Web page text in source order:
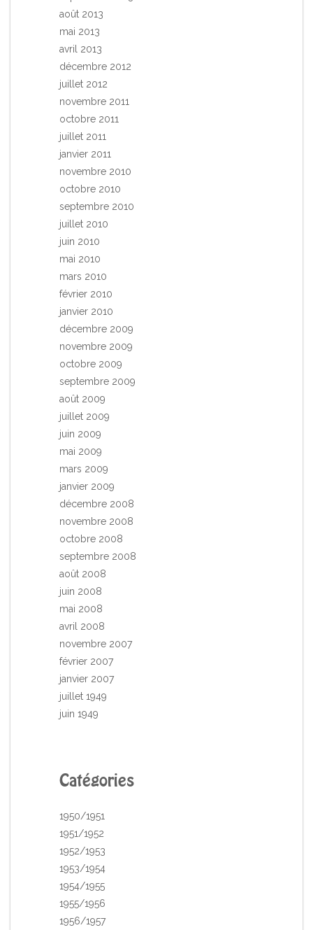
août 2013
mai 2013
avril 2013
décembre 2012
juillet 2012
novembre 2011
octobre 2011
juillet 2011
janvier 2011
novembre 2010
octobre 2010
septembre 2010
juillet 2010
juin 2010
mai 2010
mars 2010
février 2010
janvier 2010
décembre 2009
novembre 2009
octobre 2009
septembre 2009
août 2009
juillet 2009
juin 2009
mai 2009
mars 2009
janvier 2009
décembre 2008
novembre 2008
octobre 2008
septembre 2008
août 2008
juin 2008
mai 2008
avril 2008
novembre 2007
février 2007
janvier 2007
juillet 1949
juin 1949
Catégories
1950/1951
1951/1952
1952/1953
1953/1954
1954/1955
1955/1956
1956/1957